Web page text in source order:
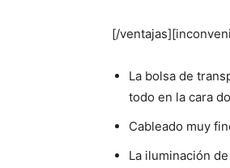
[/
La bolsa de
todo en la cara
Cableado muy
La iluminación